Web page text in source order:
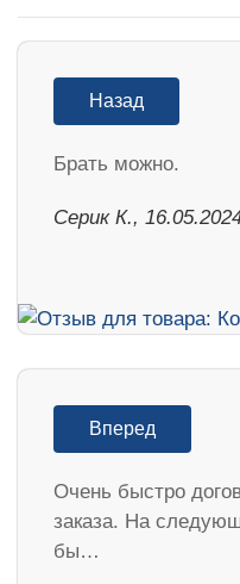
Назад
Брать можно.
Серик К.,
Вперед
Очень быстро
заказа. На
бы…